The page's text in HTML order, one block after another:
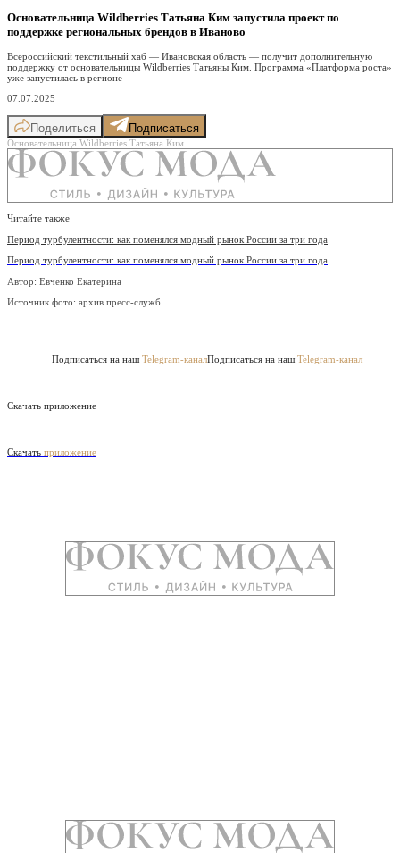
Основательница Wildberries Татьяна Ким запустила проект по
поддержке региональных брендов в Иваново
Всероссийский текстильный хаб — Ивановская область — получит дополнительную
поддержку от основательницы Wildberries Татьяны Ким. Программа «Платформа роста»
уже запустилась в регионе
07.07.2025
Поделиться Подписаться
Основательница Wildberries Татьяна Ким
Читайте также
Период турбулентности: как поменялся модный рынок России за три года
Период турбулентности: как поменялся модный рынок России за три года
Автор: Евченко Екатерина
Источник фото: архив пресс-служб
Подписаться на наш Telegram-каналПодписаться на наш Telegram-канал
Скачать приложение
Скачать приложение